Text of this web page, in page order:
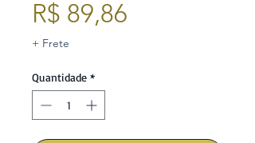
R$ 89,86
+ Frete
Quantidade *